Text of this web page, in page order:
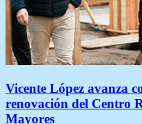
Vicente López avanza
renovación del Centro
Mayores